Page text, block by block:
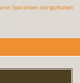
Sparzinsen startguthaben